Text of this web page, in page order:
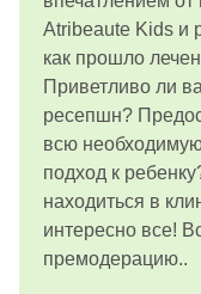
Atribeaute Kids и
как прошло
Приветливо ли
ресепшн?
всю
подход к
находиться в
интересно все!
премодерацию..